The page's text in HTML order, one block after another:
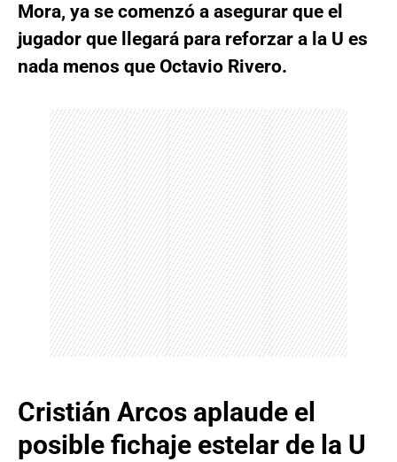
Mora, ya se comenzó a asegurar que el
jugador que llegará para reforzar a la U es
nada menos que Octavio Rivero.
Cristián Arcos aplaude el
posible fichaje estelar de la U